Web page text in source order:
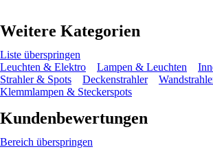
Weitere Kategorien
Liste überspringen
Leuchten & Elektro
Lampen & Leuchten
Strahler & Spots
Deckenstrahler
Klemmlampen & Steckerspots
Kundenbewertungen
Bereich überspringen